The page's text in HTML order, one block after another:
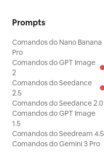
Prompts
Comandos do Nano Banana
Pro
Comandos do GPT Image
2
Comandos do Seedance
2.5
Comandos do Seedance 2.0
Comandos do GPT Image
1.5
Comandos do Seedream 4.5
Comandos do Gemini 3 Pro